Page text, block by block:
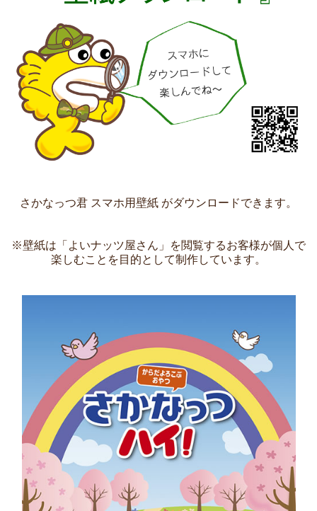
さかなっつ君 スマホ用壁紙 がダウンロードできます。
※壁紙は「よいナッツ屋さん」を閲覧するお客様が個人で
楽しむことを目的として制作しています。